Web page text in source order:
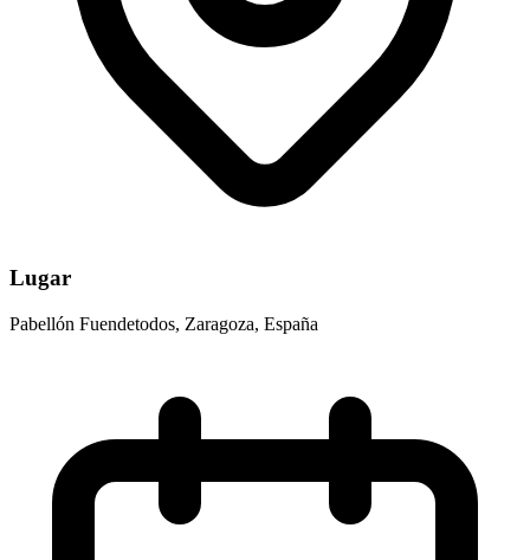
Lugar
Pabellón Fuendetodos, Zaragoza, España